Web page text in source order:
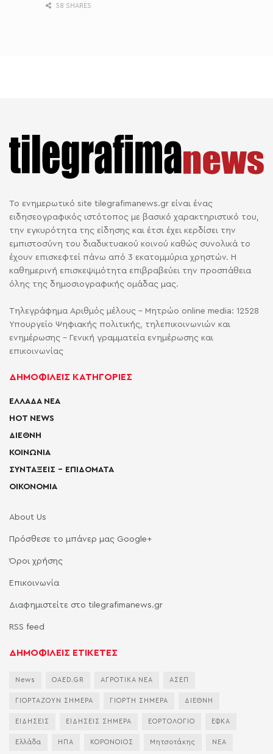
58 SHARES
Το ενημερωτικό site tilegrafimanews.gr είναι ένας
ειδησεογραφικός ιστότοπος με βασικό χαρακτηριστικό του,
την εγκυρότητα της είδησης και έτσι έχει κερδίσει την
εμπιστοσύνη του διαδικτυακού κοινού καθώς συνολικά το
έχουν επισκεφτεί πάνω από 3 εκατομμύρια χρηστών. Η
καθημερινή επισκεψιμότητα επιβραβεύει την προσπάθεια
όλης της δημοσιογραφικής ομάδας μας.
Τηλεγράφημα Αριθμός μέλους - Μητρώο online media: 12528
Υπουργείο Ψηφιακής πολιτικής, τηλεπικοινωνιών και
ενημέρωσης - Γενική γραμματεία ενημέρωσης και
επικοινωνίας
ΔΗΜΟΦΙΛΕΙΣ ΚΑΤΗΓΟΡΙΕΣ
ΕΛΛΑΔΑ ΝΕΑ
HOT NEWS
ΔΙΕΘΝΗ
ΚΟΙΝΩΝΙΑ
ΣΥΝΤΑΞΕΙΣ – ΕΠΙΔΟΜΑΤΑ
ΟΙΚΟΝΟΜΙΑ
About Us
Πρόσθεσε το μπάνερ μας Google+
Όροι χρήσης
Επικοινωνία
Διαφημιστείτε στο tilegrafimanews.gr
RSS feed
ΔΗΜΟΦΙΛΕΙΣ ΕΤΙΚΕΤΕΣ
News OAED.GR ΑΓΡΟΤΙΚΑ ΝΕΑ ΑΣΕΠ
ΓΙΟΡΤΑΖΟΥΝ ΣΗΜΕΡΑ ΓΙΟΡΤΗ ΣΗΜΕΡΑ ΔΙΕΘΝΗ
ΕΙΔΗΣΕΙΣ ΕΙΔΗΣΕΙΣ ΣΗΜΕΡΑ ΕΟΡΤΟΛΟΓΙΟ ΕΦΚΑ
Ελλάδα ΗΠΑ ΚΟΡΟΝΟΙΟΣ Μητσοτάκης ΝΕΑ